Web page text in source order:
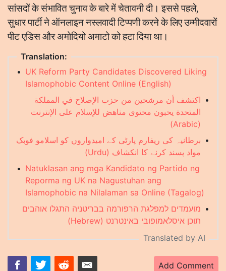
सांसदों के संभावित चुनाव के बारे में चेतावनी दी। इससे पहले,
सुधार पार्टी ने ऑनलाइन नस्लवादी टिप्पणी करने के लिए उम्मीदवारों
पीट एडिस और अमोदियो अमाटो को हटा दिया था।
Translation:
• UK Reform Party Candidates Discovered Liking
Islamophobic Content Online (English)
• اكتشف أن مرشحين من حزب الإصلاح في المملكة
المتحدة يحبون محتوى مناهض للإسلام على الإنترنت
(Arabic)
• برطانیہ کی ریفارم پارٹی کے امیدواروں کو اسلامو فوبک
مواد پسند کرنے کا انکشاف (Urdu)
• Natuklasan ang mga Kandidato ng Partido ng
Reporma ng UK na Nagustuhan ang
Islamophobic na Nilalaman sa Online (Tagalog)
• מועמדים למפלגת הרפורמה בבריטניה התגלו אוהבים
תוכן איסלאמופובי באינטרנט (Hebrew)
Translated by AI
Add Comment